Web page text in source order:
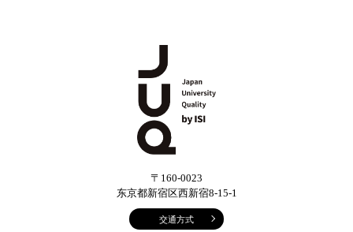
〒160-0023
东京都新宿区西新宿8-15-1
交通方式